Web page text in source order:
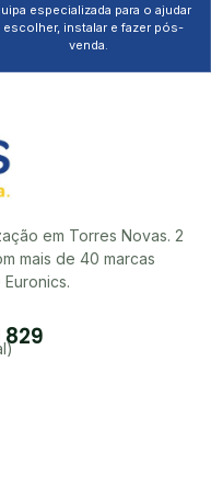
especializada para o ajudar
escolher, instalar e fazer pós-
venda.
em Torres Novas. 2
mais de 40 marcas
829